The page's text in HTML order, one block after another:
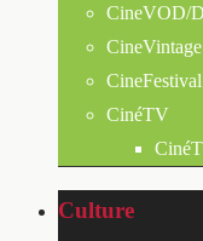
CineVOD/
CineVintage
CineFestival
CinéTV
Culture